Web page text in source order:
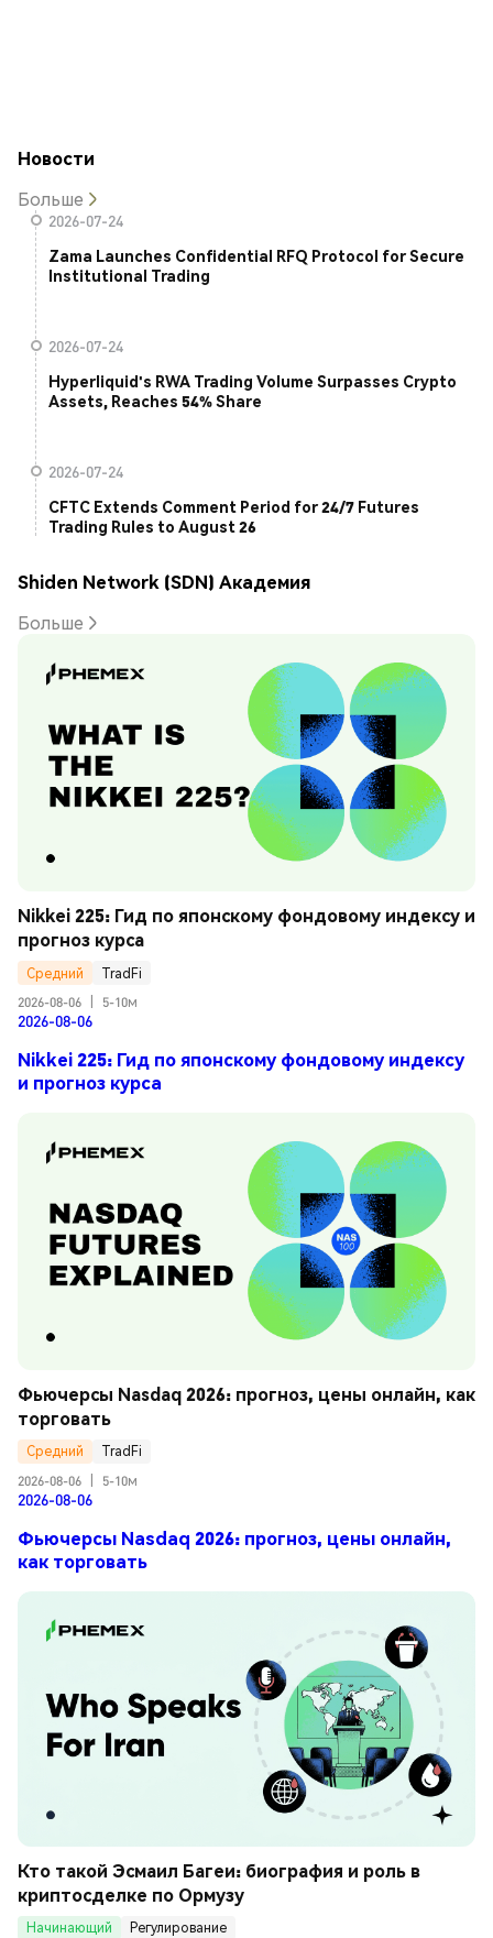
Новости
Больше
2026-07-24
Zama Launches Confidential RFQ Protocol for Secure
Institutional Trading
2026-07-24
Hyperliquid's RWA Trading Volume Surpasses Crypto
Assets, Reaches 54% Share
2026-07-24
CFTC Extends Comment Period for 24/7 Futures
Trading Rules to August 26
Shiden Network (SDN) Академия
Больше
Nikkei 225: Гид по японскому фондовому индексу и
прогноз курса
Средний
TradFi
2026-08-06
5-10м
2026-08-06
Nikkei 225: Гид по японскому фондовому индексу
и прогноз курса
Фьючерсы Nasdaq 2026: прогноз, цены онлайн, как
торговать
Средний
TradFi
2026-08-06
5-10м
2026-08-06
Фьючерсы Nasdaq 2026: прогноз, цены онлайн,
как торговать
Кто такой Эсмаил Багеи: биография и роль в
криптосделке по Ормузу
Начинающий
Регулирование